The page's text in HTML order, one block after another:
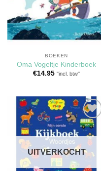
BOEKEN
Oma Vogeltje Kinderboek
€14.95 "incl. btw"
Toevoegen
aan
verlanglijst
UITVERKOCHT